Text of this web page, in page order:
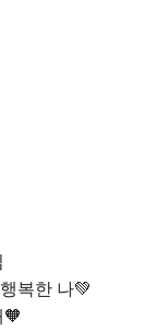
복한 나💚